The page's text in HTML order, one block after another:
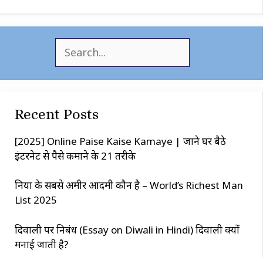
h
Recent Posts
[2025] Online Paise Kaise Kamaye | जाने घर बैठे
इंटरनेट से पैसे कमाने के 21 तरीके
दुनिया के सबसे अमीर आदमी कौन है – World’s Richest Man
List 2025
दिवाली पर निबंध (Essay on Diwali in Hindi) दिवाली क्यों
मनाई जाती है?